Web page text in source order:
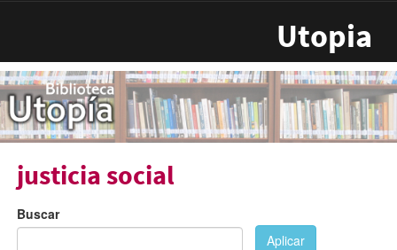
Utopia
justicia social
Buscar
Aplicar